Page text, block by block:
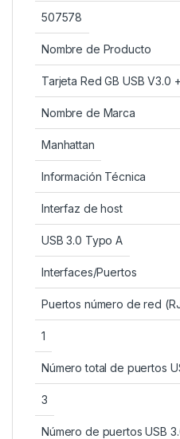
507578
Nombre de Producto
Tarjeta Red GB USB V3.0
Nombre de Marca
Manhattan
Información Técnica
Interfaz de host
USB 3.0 Typo A
Interfaces/Puertos
Puertos número de red
1
Número total de puertos
3
Número de puertos USB